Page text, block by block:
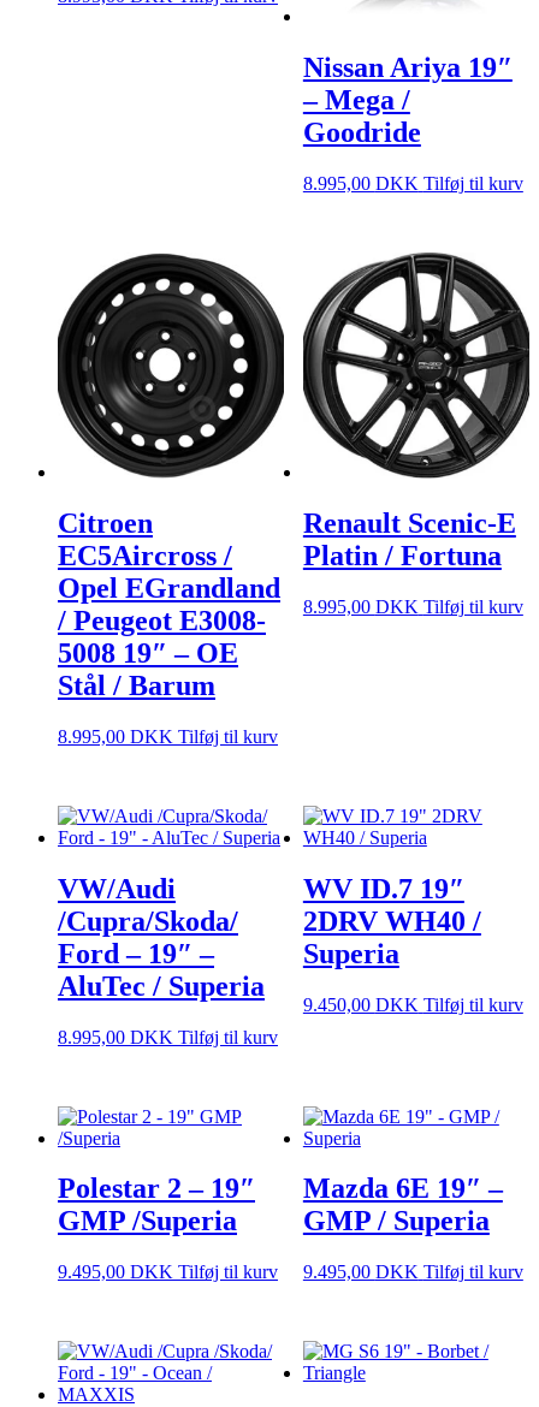
Nissan Ariya 19″
– Mega /
Goodride
8.995,00 DKK Tilføj til kurv
Citroen
EC5Aircross /
Opel EGrandland
/ Peugeot E3008-
5008 19″ – OE
Stål / Barum
8.995,00 DKK Tilføj til kurv
Renault Scenic-E
Platin / Fortuna
8.995,00 DKK Tilføj til kurv
VW/Audi
/Cupra/Skoda/
Ford – 19″ –
AluTec / Superia
8.995,00 DKK Tilføj til kurv
WV ID.7 19″
2DRV WH40 /
Superia
9.450,00 DKK Tilføj til kurv
Polestar 2 – 19″
GMP /Superia
9.495,00 DKK Tilføj til kurv
Mazda 6E 19″ –
GMP / Superia
9.495,00 DKK Tilføj til kurv